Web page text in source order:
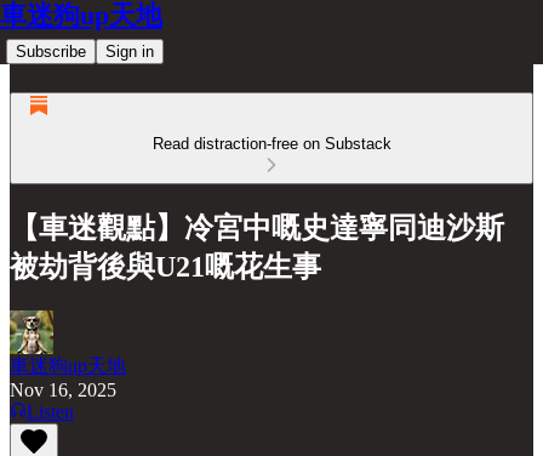
車迷狗up天地
Subscribe Sign in
Read distraction-free on Substack
【車迷觀點】冷宮中嘅史達寧同迪沙斯
被劫背後與U21嘅花生事
車迷狗up天地
Nov 16, 2025
Listen